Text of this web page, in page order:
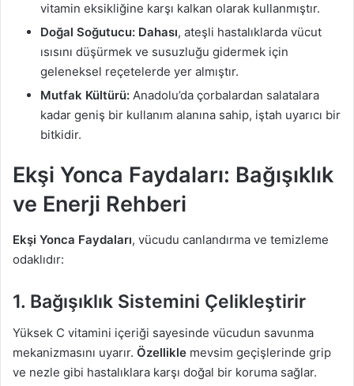
vitamin eksikliğine karşı kalkan olarak kullanmıştır.
Doğal Soğutucu: Dahası, ateşli hastalıklarda vücut
ısısını düşürmek ve susuzluğu gidermek için
geleneksel reçetelerde yer almıştır.
Mutfak Kültürü: Anadolu’da çorbalardan salatalara
kadar geniş bir kullanım alanına sahip, iştah uyarıcı bir
bitkidir.
Ekşi Yonca Faydaları: Bağışıklık
ve Enerji Rehberi
Ekşi Yonca Faydaları, vücudu canlandırma ve temizleme
odaklıdır:
1. Bağışıklık Sistemini Çelikleştirir
Yüksek C vitamini içeriği sayesinde vücudun savunma
mekanizmasını uyarır. Özellikle mevsim geçişlerinde grip
ve nezle gibi hastalıklara karşı doğal bir koruma sağlar.